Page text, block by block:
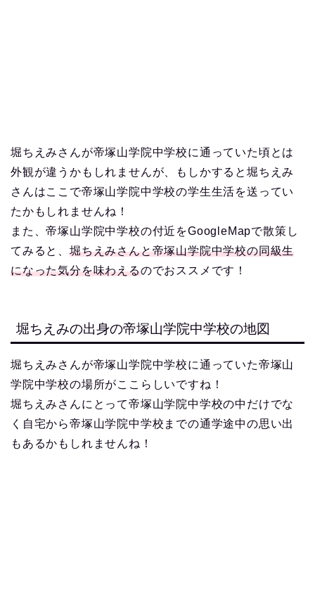
堀ちえみさんが帝塚山学院中学校に通っていた頃とは
外観が違うかもしれませんが、もしかすると堀ちえみ
さんはここで帝塚山学院中学校の学生生活を送ってい
たかもしれませんね！
また、帝塚山学院中学校の付近をGoogleMapで散策し
てみると、 堀ちえみさんと帝塚山学院中学校の同級生
になった気分を味わえるのでおススメです！
堀ちえみの出身の帝塚山学院中学校の地図
堀ちえみさんが帝塚山学院中学校に通っていた帝塚山
学院中学校の場所がここらしいですね！
堀ちえみさんにとって帝塚山学院中学校の中だけでな
く自宅から帝塚山学院中学校までの通学途中の思い出
もあるかもしれませんね！